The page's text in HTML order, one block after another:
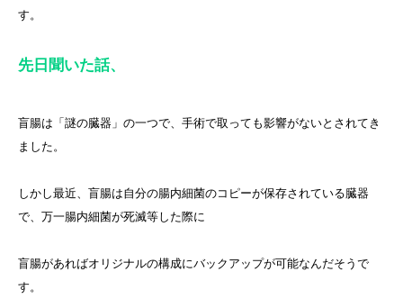
す。
先日聞いた話、
盲腸は「謎の臓器」の一つで、手術で取っても影響がないとされてき
ました。
しかし最近、盲腸は自分の腸内細菌のコピーが保存されている臓器
で、万一腸内細菌が死滅等した際に
盲腸があればオリジナルの構成にバックアップが可能なんだそうで
す。